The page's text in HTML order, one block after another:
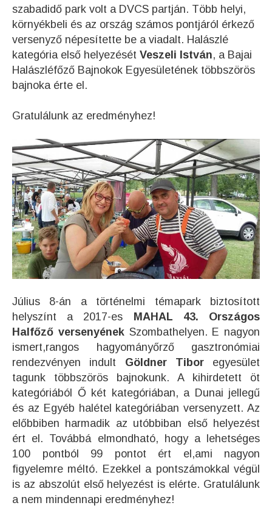
szabadidő park volt a DVCS partján. Több helyi,
környékbeli és az ország számos pontjáról érkező
versenyző népesítette be a viadalt. Halászlé
kategória első helyezését Veszeli István, a Bajai
Halászléfőző Bajnokok Egyesületének többszörös
bajnoka érte el.
Gratulálunk az eredményhez!
Július 8-án a történelmi témapark biztosított
helyszínt a 2017-es MAHAL 43. Országos
Halfőző versenyénekSzombathelyen. E nagyon
ismert,rangos hagyományőrző gasztronómiai
rendezvényen indult Göldner Tiboregyesület
tagunk többszörös bajnokunk. A kihirdetett öt
kategóriából Ő két kategóriában, a Dunai jellegű
és az Egyéb halétel kategóriában versenyzett. Az
előbbiben harmadik az utóbbiban első helyezést
ért el. Továbbá elmondható, hogy a lehetséges
100 pontból 99 pontot ért el,ami nagyon
figyelemre méltó. Ezekkel a pontszámokkal végül
is az abszolút első helyezést is elérte. Gratulálunk
a nem mindennapi eredményhez!